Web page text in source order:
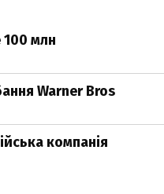
млн
Warner Bros
компанія